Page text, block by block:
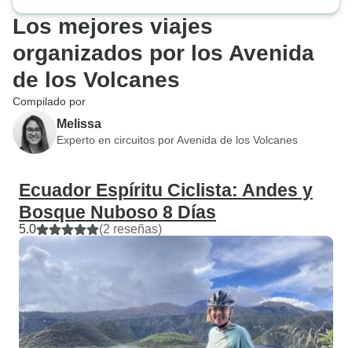
Los mejores viajes
organizados por los Avenida
de los Volcanes
Compilado por
Melissa
Experto en circuitos por Avenida de los Volcanes
Ecuador Espíritu Ciclista: Andes y
Bosque Nuboso 8 Días
5.0 (2 reseñas)